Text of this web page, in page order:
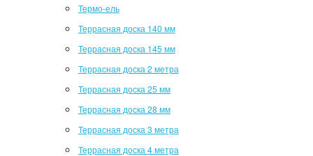
Термо-ель
Террасная доска 140 мм
Террасная доска 145 мм
Террасная доска 2 метра
Террасная доска 25 мм
Террасная доска 28 мм
Террасная доска 3 метра
Террасная доска 4 метра